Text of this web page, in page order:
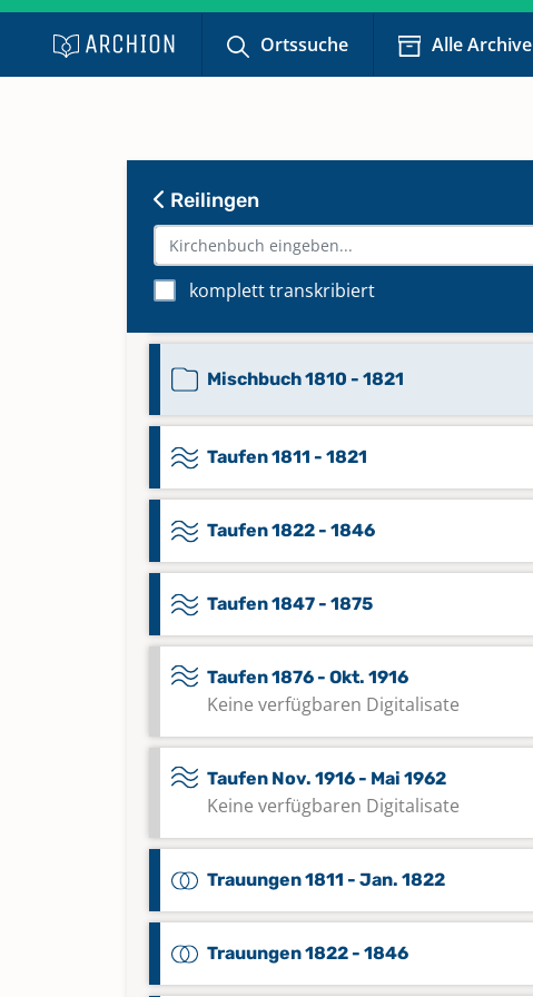
Ortssuche Alle Archive
Reilingen
komplett transkribiert
Keine verfügbaren Digitalisate
Mischbuch 1749 - 1803
Mischbuch 1804 - 1810
Mischbuch 1810 - 1821
Taufen 1811 - 1821
Taufen 1822 - 1846
Taufen 1847 - 1875
Taufen 1876 - Okt. 1916
Keine verfügbaren Digitalisate
Taufen Nov. 1916 - Mai 1962
Keine verfügbaren Digitalisate
Trauungen 1811 - Jan. 1822
Trauungen 1822 - 1846